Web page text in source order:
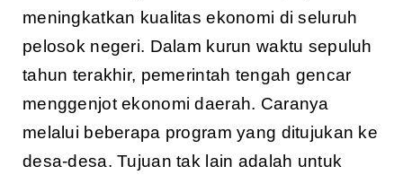
meningkatkan kualitas ekonomi di seluruh
pelosok negeri. Dalam kurun waktu sepuluh
tahun terakhir, pemerintah tengah gencar
menggenjot ekonomi daerah. Caranya
melalui beberapa program yang ditujukan ke
desa-desa. Tujuan tak lain adalah untuk